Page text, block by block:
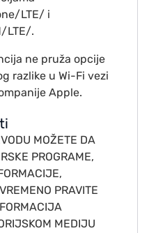
LTE/ i
LTE/.
ne pruža opcije
razlike u Wi-Fi vezi
Apple.
MOŽETE DA
PROGRAME,
PRAVITE
MEDIJU